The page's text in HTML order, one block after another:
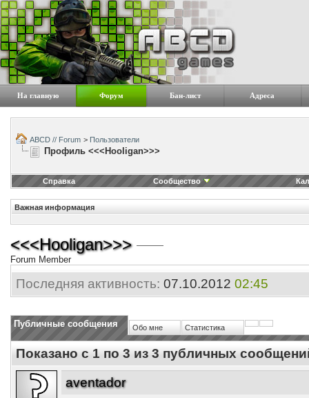
На главную Форум Бан-лист Адреса
ABCD // Forum > Пользователи
Профиль <<<Hooligan>>>
Справка Сообщество
Важная информация
<<<Hooligan>>>
Forum Member
Последняя активность: 07.10.2012 02:45
Публичные сообщения Обо мне Статистика
Показано с 1 по 3 из 3 публичных
aventador